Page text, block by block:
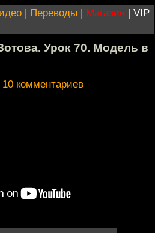
| Переводы | Магазин | VIP
Урок 70. Модель в
10 комментариев